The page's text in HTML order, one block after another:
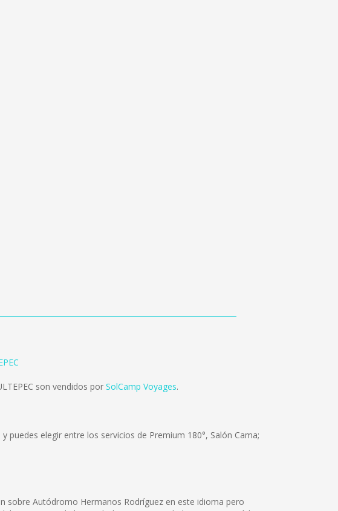
son vendidos por SolCamp Voyages.
y puedes elegir entre los servicios de Premium 180°, Salón Cama;
sobre Autódromo Hermanos Rodríguez en este idioma pero